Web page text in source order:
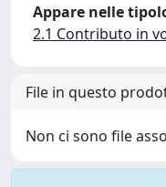
Appare nelle
2.1 Contributo in
File in questo
Non ci sono file